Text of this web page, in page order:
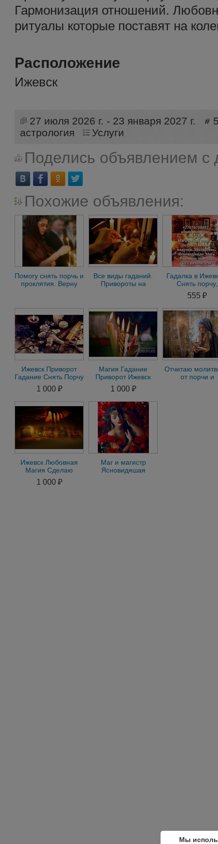
Гармонизация отношений.
ритуалы которые поставят на
Расположение
Ижевск
27 июля 2026 г. - 23 января 2027 г.
астрология
Услуги
Поделись объявлением с
Похожие объявления:
Помогу снять порчь и
проклятия. Верну
Все виды гаданий.
Привороты на
Гадалка в
Снять порчу,
Экстрасенс,
Магические
Приворот
555 ₽
Ижевск Приворот
Гадание Снять Порчу
Остуда Рассорка
Присушка Привязка
1 000 ₽
Магия Гадание
Приворот Ижевск
Магическая Помощь
Вернуть Мужа
Семью Кол
1 000 ₽
Отчитаю
от порчи и
Ижевск Любовная
Магия Сделаю
Любой Приворот по
фотографии
1 000 ₽
Маг и магистр
Ясновидяшая
Мы